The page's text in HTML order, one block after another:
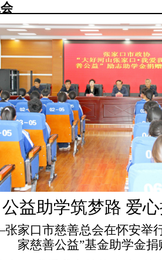
公益助学筑梦路 爱
市慈善总会在怀安举行“
家慈善公益”基金助学金